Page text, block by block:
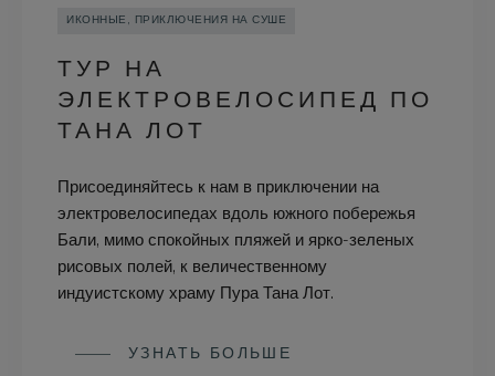
ИКОННЫЕ, ПРИКЛЮЧЕНИЯ НА СУШЕ
ТУР НА
ЭЛЕКТРОВЕЛОСИПЕД ПО
ТАНА ЛОТ
Присоединяйтесь к нам в приключении на
электровелосипедах вдоль южного побережья
Бали, мимо спокойных пляжей и ярко-зеленых
рисовых полей, к величественному
индуистскому храму Пура Тана Лот.
УЗНАТЬ БОЛЬШЕ